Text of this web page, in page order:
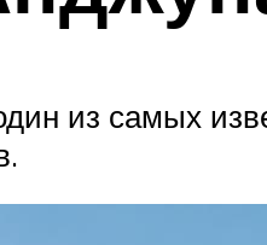
из самых